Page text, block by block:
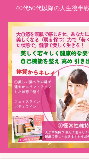
40代50代以降の人生後半